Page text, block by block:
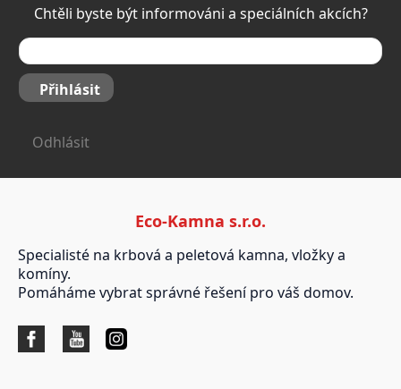
Chtěli byste být informováni a speciálních akcích?
Přihlásit
Odhlásit
Eco-Kamna s.r.o.
Specialisté na krbová a peletová kamna, vložky a
komíny.
Pomáháme vybrat správné řešení pro váš domov.